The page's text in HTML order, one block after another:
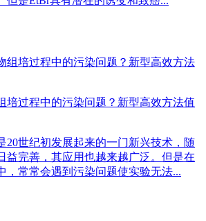
培过程中的污染问题？新型高效方法值
20世纪初发展起来的一门新兴技术，随
益完善，其应用也越来越广泛。但是在
，常常会遇到污染问题使实验无法...